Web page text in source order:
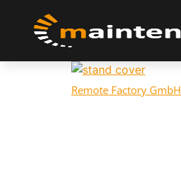
Remote Factory GmbH